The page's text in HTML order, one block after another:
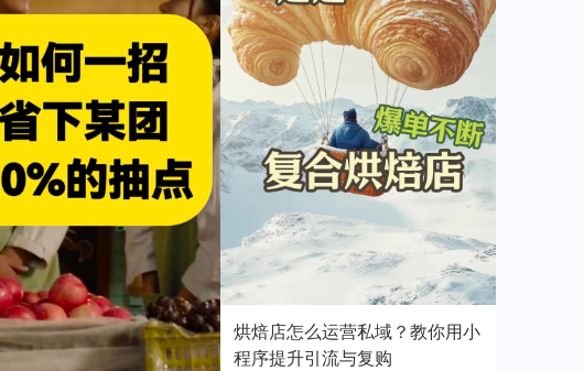
烘焙店怎么运营私域？教你用小
程序提升引流与复购